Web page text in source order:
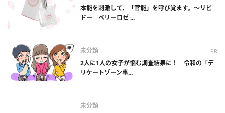
本能を刺激して、「官能」を呼び覚ます。～リビ
ドー ベリーロゼ ...
未分類 PR
2人に1人の女子が悩む調査結果に！ 令和の「デ
リケートゾーン事...
未分類